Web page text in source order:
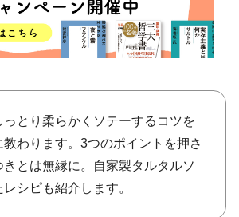
きょうの レシピ
レシピ その他
ABOUT
とり柔らかくソテーするコツを
教わります。3つのポイントを押さ
きとは無縁に。自家製タルタルソ
シピも紹介します。